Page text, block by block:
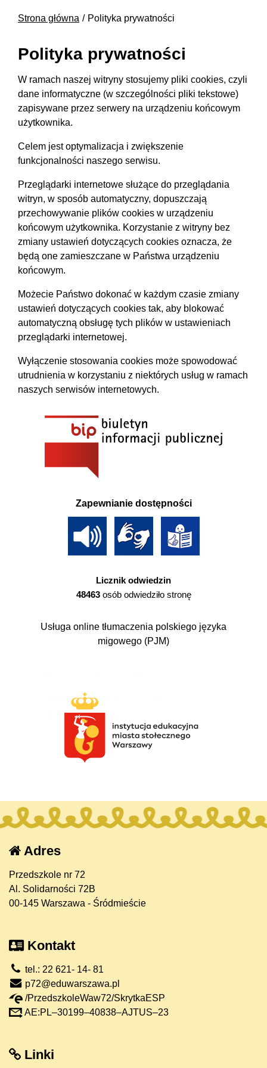
Zapewnianie dostępności
Licznik odwiedzin
48463osób odwiedziło stronę
Usługa online tłumaczenia polskiego języka
migowego (PJM)
Strona główna Polityka prywatności
Polityka prywatności
W ramach naszej witryny stosujemy pliki cookies, czyli
dane informatyczne (w szczególności pliki tekstowe)
zapisywane przez serwery na urządzeniu końcowym
użytkownika.
Celem jest optymalizacja i zwiększenie
funkcjonalności naszego serwisu.
Przeglądarki internetowe służące do przeglądania
witryn, w sposób automatyczny, dopuszczają
przechowywanie plików cookies w urządzeniu
końcowym użytkownika. Korzystanie z witryny bez
zmiany ustawień dotyczących cookies oznacza, że
będą one zamieszczane w Państwa urządzeniu
końcowym.
Możecie Państwo dokonać w każdym czasie zmiany
ustawień dotyczących cookies tak, aby blokować
automatyczną obsługę tych plików w ustawieniach
przeglądarki internetowej.
Wyłączenie stosowania cookies może spowodować
utrudnienia w korzystaniu z niektórych usług w ramach
naszych serwisów internetowych.
Adres
Przedszkole nr 72
Al. Solidarności 72B
00-145 Warszawa - Śródmieście
Kontakt
tel.: 22 621- 14- 81
p72@eduwarszawa.pl
/PrzedszkoleWaw72/SkrytkaESP
AE:PL–30199–40838–AJTUS–23
Linki